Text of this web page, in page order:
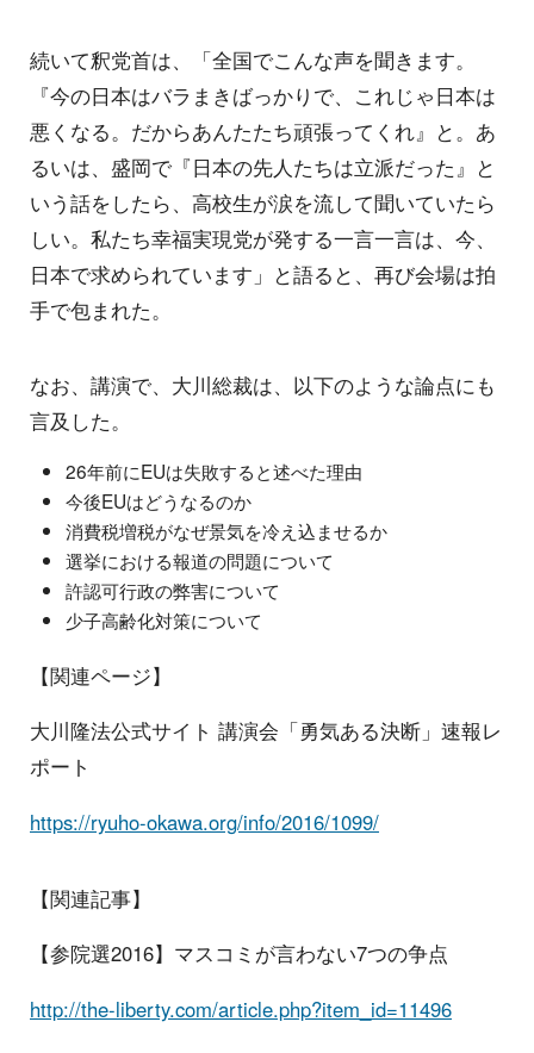
続いて釈党首は、「全国でこんな声を聞きます。
『今の日本はバラまきばっかりで、これじゃ日本は
悪くなる。だからあんたたち頑張ってくれ』と。あ
るいは、盛岡で『日本の先人たちは立派だった』と
いう話をしたら、高校生が涙を流して聞いていたら
しい。私たち幸福実現党が発する一言一言は、今、
日本で求められています」と語ると、再び会場は拍
手で包まれた。
なお、講演で、大川総裁は、以下のような論点にも
言及した。
26年前にEUは失敗すると述べた理由
今後EUはどうなるのか
消費税増税がなぜ景気を冷え込ませるか
選挙における報道の問題について
許認可行政の弊害について
少子高齢化対策について
【関連ページ】
大川隆法公式サイト 講演会「勇気ある決断」速報レ
ポート
https://ryuho-okawa.org/info/2016/1099/
【関連記事】
【参院選2016】マスコミが言わない7つの争点
http://the-liberty.com/article.php?item_id=11496